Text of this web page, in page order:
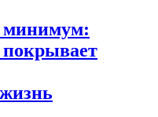
минимум:
покрывает